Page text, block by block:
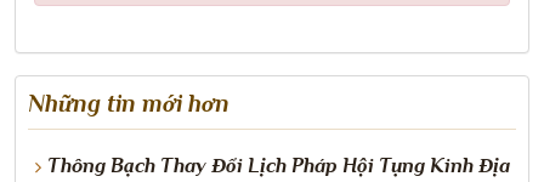
Những tin mới hơn
Thông Bạch Thay Đổi Lịch Pháp Hội Tụng Kinh Địa